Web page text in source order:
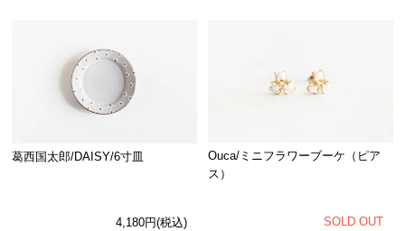
葛西国太郎/DAISY/6寸皿
4,180円(税込)
Ouca/ミニフラワーブーケ（ピア
ス）
SOLD OUT